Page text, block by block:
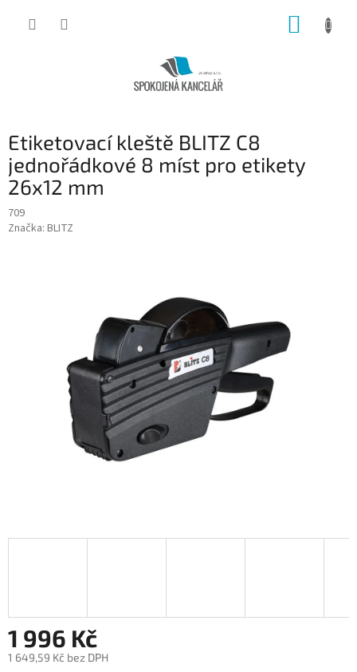
Etiketovací kleště BLITZ C8
jednořádkové 8 míst pro etikety
26x12 mm
709
Značka: BLITZ
1 996 Kč
1 649,59 Kč bez DPH